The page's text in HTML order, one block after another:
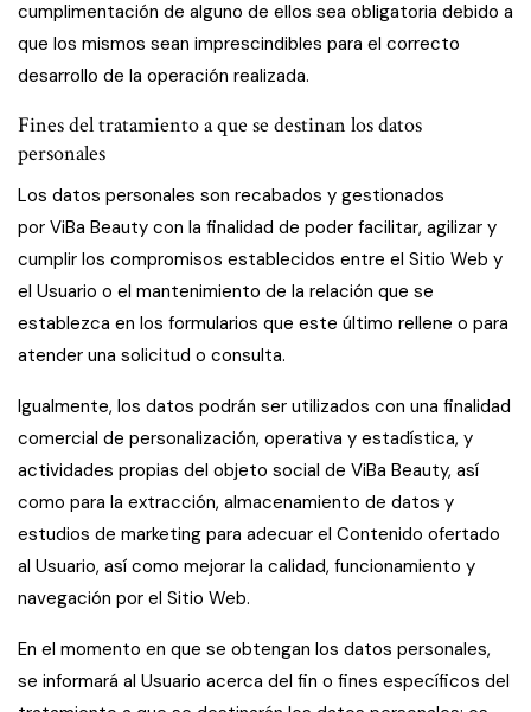
cumplimentación de alguno de ellos sea obligatoria debido a
que los mismos sean imprescindibles para el correcto
desarrollo de la operación realizada.
Fines del tratamiento a que se destinan los datos
personales
Los datos personales son recabados y gestionados
por ViBa Beauty con la finalidad de poder facilitar, agilizar y
cumplir los compromisos establecidos entre el Sitio Web y
el Usuario o el mantenimiento de la relación que se
establezca en los formularios que este último rellene o para
atender una solicitud o consulta.
Igualmente, los datos podrán ser utilizados con una finalidad
comercial de personalización, operativa y estadística, y
actividades propias del objeto social de ViBa Beauty, así
como para la extracción, almacenamiento de datos y
estudios de marketing para adecuar el Contenido ofertado
al Usuario, así como mejorar la calidad, funcionamiento y
navegación por el Sitio Web.
En el momento en que se obtengan los datos personales,
se informará al Usuario acerca del fin o fines específicos del